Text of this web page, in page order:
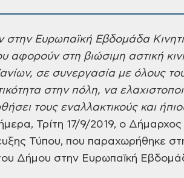
στηνΕυρωπαϊκή Εβδομάδα
αφορούν στη βιώσιμη αστική
σε συνεργασία με όλους
στηνπόλη, να
τους εναλλακτικούς και
Τρίτη 17/9/2019, ο Δήμαρχος
Τύπου, που παραχωρήθηκε
Δήμου στην Ευρωπαϊκή